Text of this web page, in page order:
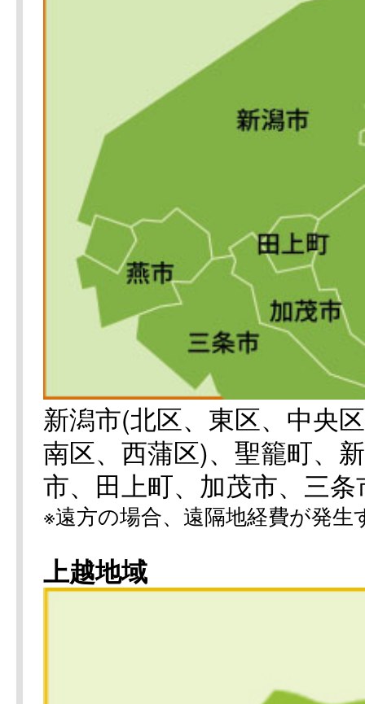
新潟市(北区、東区、中央
南区、西蒲区)、聖籠町、
市、田上町、加茂市、三
※遠方の場合、遠隔地経費が発
上越地域